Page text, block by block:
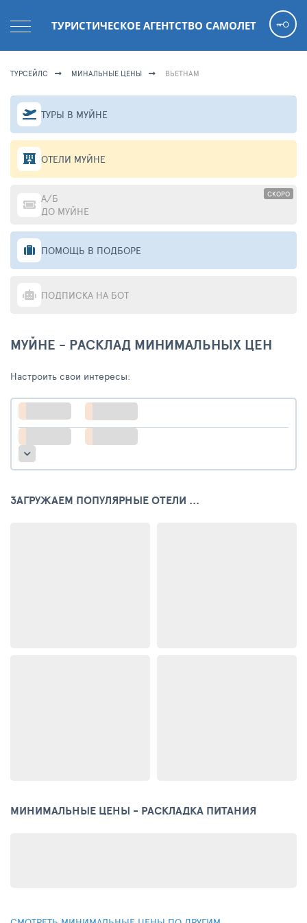
ТУРИСТИЧЕСКОЕ АГЕНТСТВО САМОЛЕТ
ТУРСЕЙЛС МИНАЛЬНЫЕ ЦЕНЫ ВЬЕТНАМ
ТУРЫ В МУЙНЕ
ОТЕЛИ МУЙНЕ
СКОРО
А/Б
ДО МУЙНЕ
ПОМОЩЬ В ПОДБОРЕ
ПОДПИСКА НА БОТ
МУЙНЕ - РАСКЛАД МИНИМАЛЬНЫХ ЦЕН
Настроить свои интересы:
ЗАГРУЖАЕМ ПОПУЛЯРНЫЕ ОТЕЛИ ...
МИНИМАЛЬНЫЕ ЦЕНЫ - РАСКЛАДКА ПИТАНИЯ